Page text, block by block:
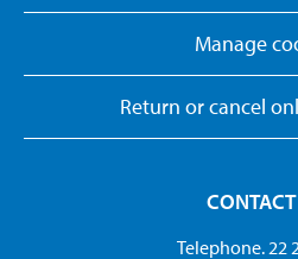
Manage
Return or cancel
Telephone. 22